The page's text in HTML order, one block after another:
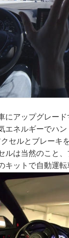
にアップグレー
エネルギーでハ
セルとブレーキ
ルは当然のこと
キットで自動運